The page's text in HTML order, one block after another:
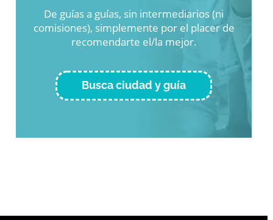
De guías a guías, sin intermediarios (ni
comisiones), simplemente por el placer de
recomendarte el/la mejor.
Busca ciudad y guía